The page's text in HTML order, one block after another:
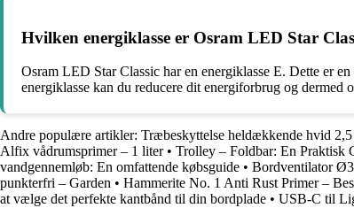
Hvilken energiklasse er Osram LED Star
Osram LED Star Classic har en energiklasse E. Dette er
energiklasse kan du reducere dit energiforbrug og
Andre populære artikler: Træbeskyttelse heldækkende hvid
Alfix vådrumsprimer – 1 liter• Trolley – Foldbar: En Praktisk
vandgennemløb: En omfattende købsguide • Bordventilator
punkterfri – Garden • Hammerite No. 1 Anti Rust Primer –
at vælge det perfekte kantbånd til din bordplade • USB-C til